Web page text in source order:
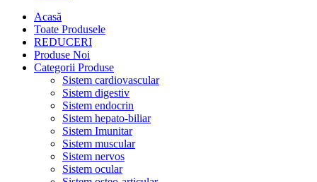
Acasă
Toate Produsele
REDUCERI
Produse Noi
Categorii Produse
Sistem cardiovascular
Sistem digestiv
Sistem endocrin
Sistem hepato-biliar
Sistem Imunitar
Sistem muscular
Sistem nervos
Sistem ocular